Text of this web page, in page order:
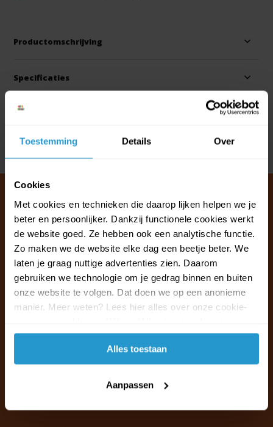
Toestemming Details Over
Cookies
Met cookies en technieken die daarop lijken helpen we je
beter en persoonlijker. Dankzij functionele cookies werkt
de website goed. Ze hebben ook een analytische functie.
Zo maken we de website elke dag een beetje beter. We
laten je graag nuttige advertenties zien. Daarom
gebruiken we technologie om je gedrag binnen en buiten
onze website te volgen. Dat doen we op een anonieme
manier. Meer weten? Lees hier alles over onze cookie-
accepteren.
Alles toestaan
Aanpassen
Productomschrijving
Specificaties
Reviews
Klantenservice & FAQ
Wij staan voor u klaar.
Ma t/m vr van 09:30 - 16:00 telefonisch
+31 (0)13 785 62 41
Naar de klantenservice & FAQ